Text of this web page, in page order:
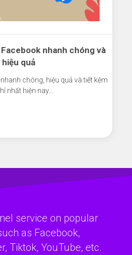
nhanh chóng và
hiệu quả
chóng, hiệu quả và tiết kệm
nhất hiện nay…
service on popular
as Facebook,
Tiktok, YouTube, etc.